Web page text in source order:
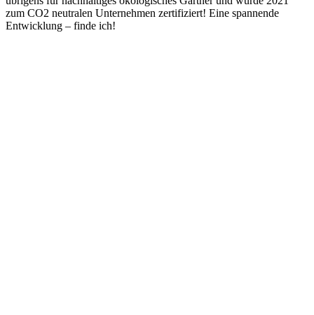
zum CO2 neutralen Unternehmen zertifiziert! Eine spannende
Entwicklung – finde ich!